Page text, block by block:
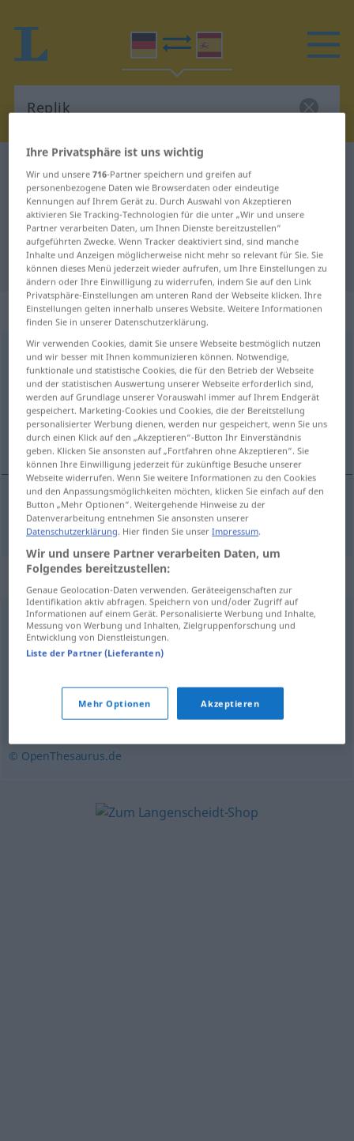
Deutsch-Spanisch Wörterbuch Replik
Deutsch-Spanisch Übersetzung für
"Replik"
"Replik" Spanisch Übersetzung
„Replik“: Femininum
Replik f < Replik;Repliken> GEH
Übersicht aller Übersetzungen
(Für mehr Details die Übersetzung anklicken/antippen)
réplica
réplicaf Replik
Synonyme für "Replik"
Kopie,Nachbildung,Reproduktion
Rückäußerung
Konter (ugs.)
Rückmeldung
© OpenThesaurus.de
Ihre Privatsphäre ist uns wichtig
Wir und unsere716-Partner speichern und greifen auf
personenbezogene Daten wie Browserdaten oder eindeutige
Kennungen auf Ihrem Gerät zu. Durch Auswahl von Akzeptieren
aktivieren Sie Tracking-Technologien für die unter „Wir und unsere
Partner verarbeiten Daten, um Ihnen Dienste bereitzustellen“
aufgeführten Zwecke. Wenn Tracker deaktiviert sind, sind manche
Inhalte und Anzeigen möglicherweise nicht mehr so relevant für Sie. Sie
können dieses Menü jederzeit wieder aufrufen, um Ihre Einstellungen zu
ändern oder Ihre Einwilligung zu widerrufen, indem Sie auf den Link
Privatsphäre-Einstellungen am unteren Rand der Webseite klicken. Ihre
Einstellungen gelten innerhalb unseres Website. Weitere Informationen
finden Sie in unserer Datenschutzerklärung.
Wir verwenden Cookies, damit Sie unsere Webseite bestmöglich nutzen
und wir besser mit Ihnen kommunizieren können. Notwendige,
funktionale und statistische Cookies, die für den Betrieb der Webseite
und der statistischen Auswertung unserer Webseite erforderlich sind,
werden auf Grundlage unserer Vorauswahl immer auf Ihrem Endgerät
gespeichert. Marketing-Cookies und Cookies, die der Bereitstellung
personalisierter Werbung dienen, werden nur gespeichert, wenn Sie uns
durch einen Klick auf den „Akzeptieren“-Button Ihr Einverständnis
geben. Klicken Sie ansonsten auf „Fortfahren ohne Akzeptieren“. Sie
können Ihre Einwilligung jederzeit für zukünftige Besuche unserer
Webseite widerrufen. Wenn Sie weitere Informationen zu den Cookies
und den Anpassungsmöglichkeiten möchten, klicken Sie einfach auf den
Button „Mehr Optionen“. Weitergehende Hinweise zu der
Datenverarbeitung entnehmen Sie ansonsten unserer
Datenschutzerklärung. Hier finden Sie unserImpressum.
Wir und unsere Partner verarbeiten Daten, um
Folgendes bereitzustellen:
Genaue Geolocation-Daten verwenden. Geräteeigenschaften zur
Identifikation aktiv abfragen. Speichern von und/oder Zugriff auf
Informationen auf einem Gerät. Personalisierte Werbung und Inhalte,
Messung von Werbung und Inhalten, Zielgruppenforschung und
Entwicklung von Dienstleistungen.
Liste der Partner (Lieferanten)
Mehr Optionen Akzeptieren